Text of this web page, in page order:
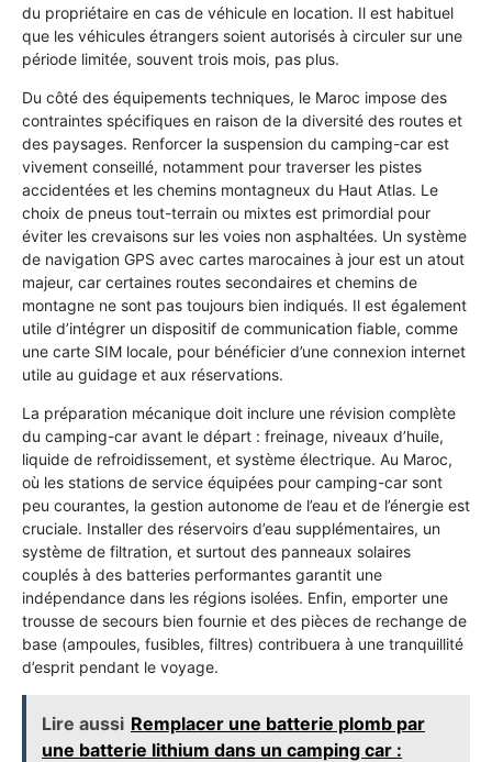
du propriétaire en cas de véhicule en location. Il est habituel
que les véhicules étrangers soient autorisés à circuler sur une
période limitée, souvent trois mois, pas plus.
Du côté des équipements techniques, le Maroc impose des
contraintes spécifiques en raison de la diversité des routes et
des paysages. Renforcer la suspension du camping-car est
vivement conseillé, notamment pour traverser les pistes
accidentées et les chemins montagneux du Haut Atlas. Le
choix de pneus tout-terrain ou mixtes est primordial pour
éviter les crevaisons sur les voies non asphaltées. Un système
de navigation GPS avec cartes marocaines à jour est un atout
majeur, car certaines routes secondaires et chemins de
montagne ne sont pas toujours bien indiqués. Il est également
utile d’intégrer un dispositif de communication fiable, comme
une carte SIM locale, pour bénéficier d’une connexion internet
utile au guidage et aux réservations.
La préparation mécanique doit inclure une révision complète
du camping-car avant le départ : freinage, niveaux d’huile,
liquide de refroidissement, et système électrique. Au Maroc,
où les stations de service équipées pour camping-car sont
peu courantes, la gestion autonome de l’eau et de l’énergie est
cruciale. Installer des réservoirs d’eau supplémentaires, un
système de filtration, et surtout des panneaux solaires
couplés à des batteries performantes garantit une
indépendance dans les régions isolées. Enfin, emporter une
trousse de secours bien fournie et des pièces de rechange de
base (ampoules, fusibles, filtres) contribuera à une tranquillité
d’esprit pendant le voyage.
Lire aussi Remplacer une batterie plomb par
une batterie lithium dans un camping car :